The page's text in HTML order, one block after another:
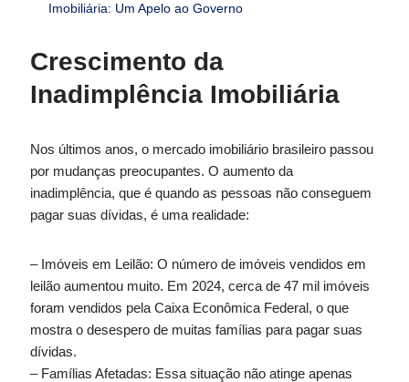
Imobiliária: Um Apelo ao Governo
Crescimento da
Inadimplência Imobiliária
Nos últimos anos, o mercado imobiliário brasileiro passou
por mudanças preocupantes. O aumento da
inadimplência, que é quando as pessoas não conseguem
pagar suas dívidas, é uma realidade:
– Imóveis em Leilão: O número de imóveis vendidos em
leilão aumentou muito. Em 2024, cerca de 47 mil imóveis
foram vendidos pela Caixa Econômica Federal, o que
mostra o desespero de muitas famílias para pagar suas
dívidas.
– Famílias Afetadas: Essa situação não atinge apenas